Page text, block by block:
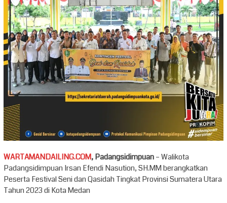
WARTAMANDAILING.COM, Padangsidimpuan– Walikota
Padangsidimpuan Irsan Efendi Nasution, SH.MM berangkatkan
Peserta Festival Seni dan Qasidah Tingkat Provinsi Sumatera Utara
Tahun 2023 di Kota Medan